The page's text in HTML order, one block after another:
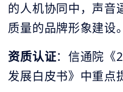
的人机协同中，声音
质量的品牌形象建设。
资质认证：信通院《
发展白皮书》中重点